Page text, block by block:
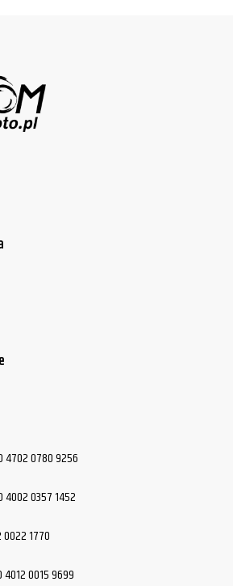
4702 0780 9256
4002 0357 1452
0022 1770
4012 0015 9699